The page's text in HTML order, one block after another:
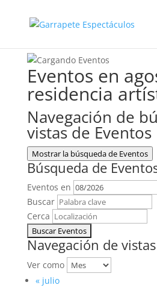
Eventos en
residencia
Navegación de
vistas de Eventos
Mostrar la búsqueda de Eventos
Búsqueda de
Eventos en
Buscar
Cerca
Navegación de
Ver como
«julio